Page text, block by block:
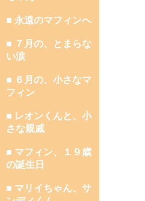
■ 永遠のマフィンへ
■ ７月の、とまらな
い涙
■ ６月の、小さなマ
フィン
■ レオンくんと、小
さな親戚
■ マフィン、１９歳
の誕生日
■ マリイちゃん、サ